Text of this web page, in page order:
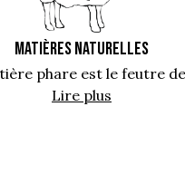
MATIÈRES NATURELLES
phare est le feutre
Lire plus